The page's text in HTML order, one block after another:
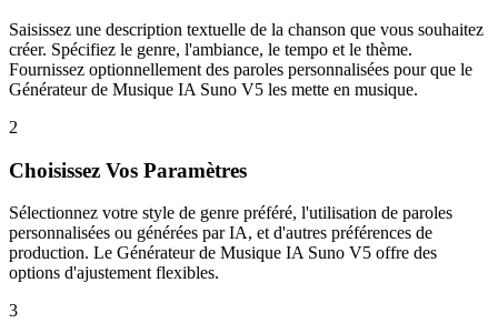
Saisissez une description textuelle de la chanson que vous souhaitez
créer. Spécifiez le genre, l'ambiance, le tempo et le thème.
Fournissez optionnellement des paroles personnalisées pour que le
Générateur de Musique IA Suno V5 les mette en musique.
2
Choisissez Vos Paramètres
Sélectionnez votre style de genre préféré, l'utilisation de paroles
personnalisées ou générées par IA, et d'autres préférences de
production. Le Générateur de Musique IA Suno V5 offre des
options d'ajustement flexibles.
3